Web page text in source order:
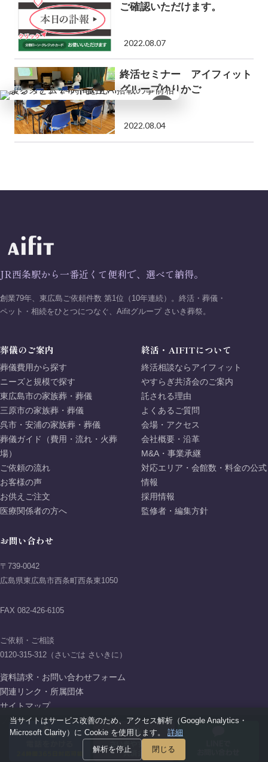
ご確認いただけます。
2022.08.07
終活セミナー アイフィット
グループゆりかご
2022.08.04
JR西条駅から一番近くて便利で、選べて納得。
創業79年、東広島ご依頼件数 第1位（10年連続）。終活・葬儀・
ペット・相続をひとつにつなぐ、Aifitグループ さいき葬祭。
葬儀のご案内
葬儀費用から探す
ニーズと規模で探す
東広島市の家族葬・葬儀
三原市の家族葬・葬儀
呉市・安浦の家族葬・葬儀
葬儀ガイド（費用・流れ・火葬
場）
ご依頼の流れ
お客様の声
お供えご注文
医療関係者の方へ
終活・AIFITについて
終活相談ならアイフィット
やすらぎ共済会のご案内
託される理由
よくあるご質問
会場・アクセス
会社概要・沿革
M&A・事業承継
対応エリア・会館数・料金の公式
情報
採用情報
監修者・編集方針
お問い合わせ
〒739-0042
広島県東広島市西条町西条東1050
FAX 082-426-6105
ご依頼・ご相談
0120-315-312（さいごは さいきに）
資料請求・お問い合わせフォーム
関連リンク・所属団体
サイトマップ
プライバシーポリシー
当サイトはサービス改善のため、アクセス解析（Google Analytics・
Microsoft Clarity）に Cookie を使用します。 詳細
解析を停止
閉じる